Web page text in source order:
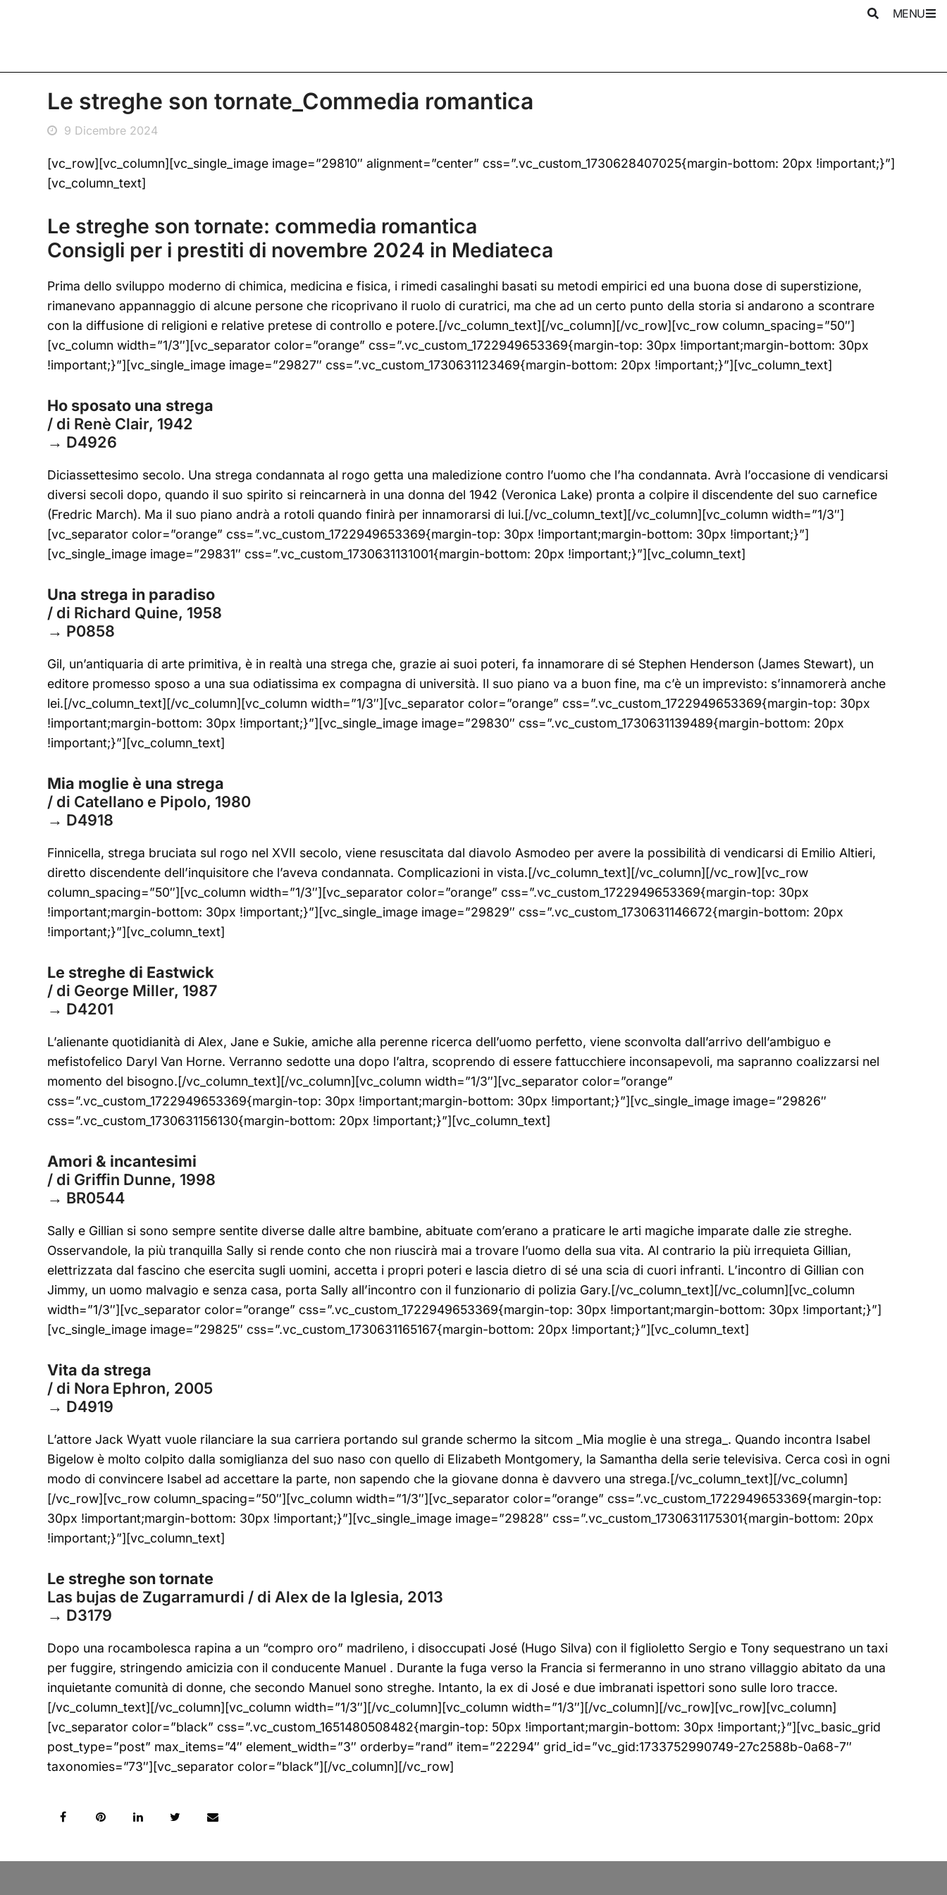
MENU
Le streghe son tornate_Commedia romantica
9 Dicembre 2024
[vc_row][vc_column][vc_single_image image=”29810″ alignment=”center” css=”.vc_custom_1730628407025{margin-bottom: 20px !important;}”]
[vc_column_text]
Le streghe son tornate: commedia romantica
Consigli per i prestiti di novembre 2024 in Mediateca
Prima dello sviluppo moderno di chimica, medicina e fisica, i rimedi casalinghi basati su metodi empirici ed una buona dose di superstizione,
rimanevano appannaggio di alcune persone che ricoprivano il ruolo di curatrici, ma che ad un certo punto della storia si andarono a scontrare
con la diffusione di religioni e relative pretese di controllo e potere.[/vc_column_text][/vc_column][/vc_row][vc_row column_spacing=”50″]
[vc_column width=”1/3″][vc_separator color=”orange” css=”.vc_custom_1722949653369{margin-top: 30px !important;margin-bottom: 30px
!important;}”][vc_single_image image=”29827″ css=”.vc_custom_1730631123469{margin-bottom: 20px !important;}”][vc_column_text]
Ho sposato una strega
/ di Renè Clair, 1942
→ D4926
Diciassettesimo secolo. Una strega condannata al rogo getta una maledizione contro l’uomo che l’ha condannata. Avrà l’occasione di vendicarsi
diversi secoli dopo, quando il suo spirito si reincarnerà in una donna del 1942 (Veronica Lake) pronta a colpire il discendente del suo carnefice
(Fredric March). Ma il suo piano andrà a rotoli quando finirà per innamorarsi di lui.[/vc_column_text][/vc_column][vc_column width=”1/3″]
[vc_separator color=”orange” css=”.vc_custom_1722949653369{margin-top: 30px !important;margin-bottom: 30px !important;}”]
[vc_single_image image=”29831″ css=”.vc_custom_1730631131001{margin-bottom: 20px !important;}”][vc_column_text]
Una strega in paradiso
/ di Richard Quine, 1958
→ P0858
Gil, un’antiquaria di arte primitiva, è in realtà una strega che, grazie ai suoi poteri, fa innamorare di sé Stephen Henderson (James Stewart), un
editore promesso sposo a una sua odiatissima ex compagna di università. Il suo piano va a buon fine, ma c’è un imprevisto: s’innamorerà anche
lei.[/vc_column_text][/vc_column][vc_column width=”1/3″][vc_separator color=”orange” css=”.vc_custom_1722949653369{margin-top: 30px
!important;margin-bottom: 30px !important;}”][vc_single_image image=”29830″ css=”.vc_custom_1730631139489{margin-bottom: 20px
!important;}”][vc_column_text]
Mia moglie è una strega
/ di Catellano e Pipolo, 1980
→ D4918
Finnicella, strega bruciata sul rogo nel XVII secolo, viene resuscitata dal diavolo Asmodeo per avere la possibilità di vendicarsi di Emilio Altieri,
diretto discendente dell’inquisitore che l’aveva condannata. Complicazioni in vista.[/vc_column_text][/vc_column][/vc_row][vc_row
column_spacing=”50″][vc_column width=”1/3″][vc_separator color=”orange” css=”.vc_custom_1722949653369{margin-top: 30px
!important;margin-bottom: 30px !important;}”][vc_single_image image=”29829″ css=”.vc_custom_1730631146672{margin-bottom: 20px
!important;}”][vc_column_text]
Le streghe di Eastwick
/ di George Miller, 1987
→ D4201
L’alienante quotidianità di Alex, Jane e Sukie, amiche alla perenne ricerca dell’uomo perfetto, viene sconvolta dall’arrivo dell’ambiguo e
mefistofelico Daryl Van Horne. Verranno sedotte una dopo l’altra, scoprendo di essere fattucchiere inconsapevoli, ma sapranno coalizzarsi nel
momento del bisogno.[/vc_column_text][/vc_column][vc_column width=”1/3″][vc_separator color=”orange”
css=”.vc_custom_1722949653369{margin-top: 30px !important;margin-bottom: 30px !important;}”][vc_single_image image=”29826″
css=”.vc_custom_1730631156130{margin-bottom: 20px !important;}”][vc_column_text]
Amori & incantesimi
/ di Griffin Dunne, 1998
→ BR0544
Sally e Gillian si sono sempre sentite diverse dalle altre bambine, abituate com’erano a praticare le arti magiche imparate dalle zie streghe.
Osservandole, la più tranquilla Sally si rende conto che non riuscirà mai a trovare l’uomo della sua vita. Al contrario la più irrequieta Gillian,
elettrizzata dal fascino che esercita sugli uomini, accetta i propri poteri e lascia dietro di sé una scia di cuori infranti. L’incontro di Gillian con
Jimmy, un uomo malvagio e senza casa, porta Sally all’incontro con il funzionario di polizia Gary.[/vc_column_text][/vc_column][vc_column
width=”1/3″][vc_separator color=”orange” css=”.vc_custom_1722949653369{margin-top: 30px !important;margin-bottom: 30px !important;}”]
[vc_single_image image=”29825″ css=”.vc_custom_1730631165167{margin-bottom: 20px !important;}”][vc_column_text]
Vita da strega
/ di Nora Ephron, 2005
→ D4919
L’attore Jack Wyatt vuole rilanciare la sua carriera portando sul grande schermo la sitcom _Mia moglie è una strega_. Quando incontra Isabel
Bigelow è molto colpito dalla somiglianza del suo naso con quello di Elizabeth Montgomery, la Samantha della serie televisiva. Cerca così in ogni
modo di convincere Isabel ad accettare la parte, non sapendo che la giovane donna è davvero una strega.[/vc_column_text][/vc_column]
[/vc_row][vc_row column_spacing=”50″][vc_column width=”1/3″][vc_separator color=”orange” css=”.vc_custom_1722949653369{margin-top:
30px !important;margin-bottom: 30px !important;}”][vc_single_image image=”29828″ css=”.vc_custom_1730631175301{margin-bottom: 20px
!important;}”][vc_column_text]
Le streghe son tornate
Las bujas de Zugarramurdi / di Alex de la Iglesia, 2013
→ D3179
Dopo una rocambolesca rapina a un “compro oro” madrileno, i disoccupati José (Hugo Silva) con il figlioletto Sergio e Tony sequestrano un taxi
per fuggire, stringendo amicizia con il conducente Manuel . Durante la fuga verso la Francia si fermeranno in uno strano villaggio abitato da una
inquietante comunità di donne, che secondo Manuel sono streghe. Intanto, la ex di José e due imbranati ispettori sono sulle loro tracce.
[/vc_column_text][/vc_column][vc_column width=”1/3″][/vc_column][vc_column width=”1/3″][/vc_column][/vc_row][vc_row][vc_column]
[vc_separator color=”black” css=”.vc_custom_1651480508482{margin-top: 50px !important;margin-bottom: 30px !important;}”][vc_basic_grid
post_type=”post” max_items=”4″ element_width=”3″ orderby=”rand” item=”22294″ grid_id=”vc_gid:1733752990749-27c2588b-0a68-7″
taxonomies=”73″][vc_separator color=”black”][/vc_column][/vc_row]